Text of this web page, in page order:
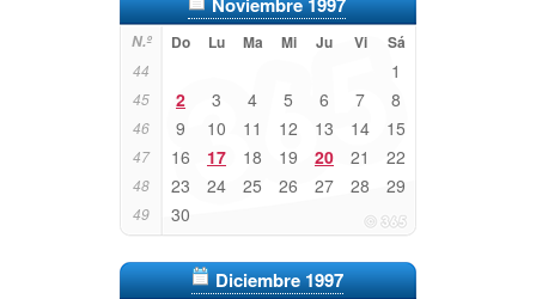
N.º Do Lu Ma Mi Ju Vi Sá
44 1
45 2 3 4 5 6 7 8
46 9 10 11 12 13 14 15
47 16 17 18 19 20 21 22
48 23 24 25 26 27 28 29
49 30
Diciembre 1997